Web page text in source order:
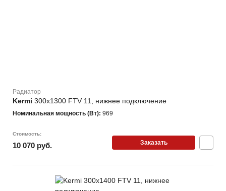
Радиатор
Kermi 300х1300 FTV 11, нижнее подключение
Номинальная мощность (Вт): 969
Стоимость:
10 070 руб. Заказать